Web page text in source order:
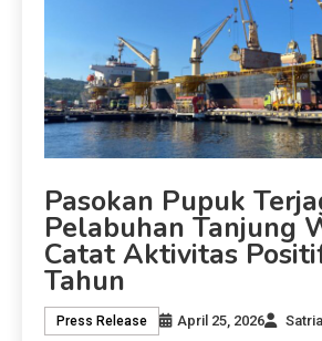
Pasokan Pupuk
Pelabuhan Tanjung
Catat Aktivitas
Tahun
Press Release April 25, 2026 Satria